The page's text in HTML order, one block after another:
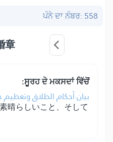
ਪੰਨੇ ਦਾ ਨੰਬਰ: 558
章
ਸੂਰਹ ਦੇ ਮਕਸਦਾਂ ਵਿੱਚੋਂ:
بيان أحكام الطلاق
晴らしいこと、そして